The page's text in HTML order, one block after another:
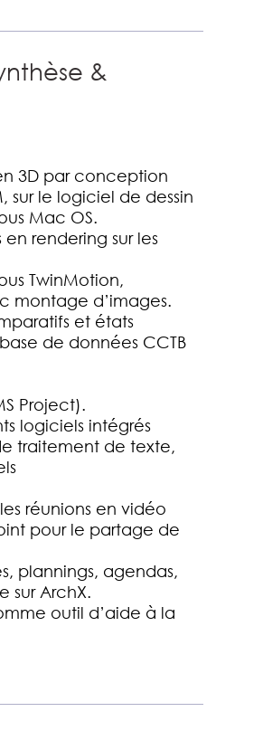
&
3D par conception
sur le logiciel de dessin
Mac OS.
rendering sur les
TwinMotion,
montage d’images.
et états
de données CCTB
Project).
logiciels intégrés
traitement de texte,
réunions en vidéo
pour le partage de
plannings, agendas,
sur ArchX.
outil d’aide à la